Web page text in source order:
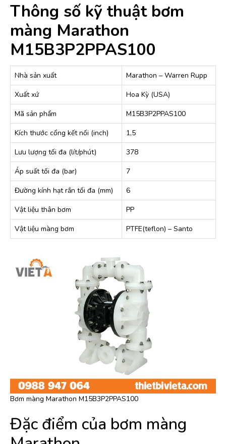
Thông số kỹ thuật bơm
màng Marathon
M15B3P2PPAS100
Nhà sản xuất
Marathon – Warren Rupp
Xuất xứ
Hoa Kỳ (USA)
Mã sản phẩm
M15B3P2PPAS100
Kích thước cổng kết nối (inch)
1,5
Lưu lượng tối đa (lít/phút)
378
Áp suất tối đa (bar)
7
Đường kính hạt rắn tối đa (mm)
6
Vật liệu thân bơm
PP
Vật liệu màng bơm
PTFE(teflon) – Santo
Bơm màng Marathon M15B3P2PPAS100
Đặc điểm của bơm màng